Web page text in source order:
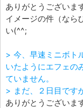
ありがとうございま
イメージの件（なら
い(^^;
> 今、早速ミニボト
いたようにエフェの
ていません。
> まだ、２日目です
ありがとうございま